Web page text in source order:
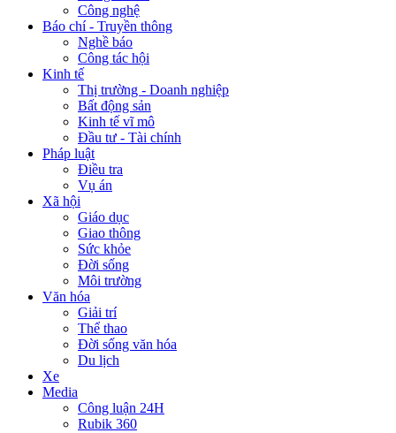
Công nghệ
Báo chí - Truyền thông
Nghề báo
Công tác hội
Kinh tế
Thị trường - Doanh nghiệp
Bất động sản
Kinh tế vĩ mô
Đầu tư - Tài chính
Pháp luật
Điều tra
Vụ án
Xã hội
Giáo dục
Giao thông
Sức khỏe
Đời sống
Môi trường
Văn hóa
Giải trí
Thể thao
Đời sống văn hóa
Du lịch
Xe
Media
Công luận 24H
Rubik 360